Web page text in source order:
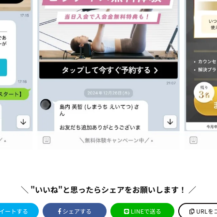
＼ "いいね"と思ったらシェアをお願いします！ ／
ートする シェアする LINEで送る URLを